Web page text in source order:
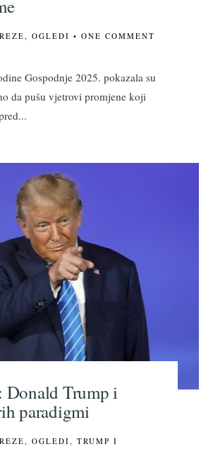
, OGLEDI • ONE COMMENT
Gospodnje 2025. pokazala su
da pušu vjetrovi promjene koji
...
Donald Trump i
paradigmi
OGLEDI
TRUMP I